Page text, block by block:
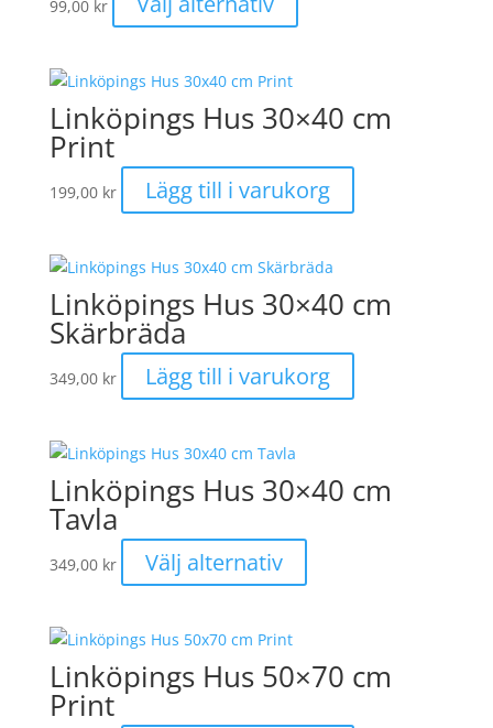
99,00 kr
här
varianter.
olika
alternativen
på
produktsidan
Linköpings Hus 30×40 cm
Print
199,00 kr Lägg till i varukorg
Linköpings Hus 30×40 cm
Skärbräda
349,00 kr Lägg till i varukorg
Linköpings Hus 30×40 cm
Tavla
349,00 kr Välj alternativ
här
varianter.
Linköpings Hus 50×70 cm
Print